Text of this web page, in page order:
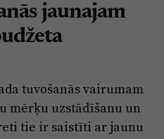
Pieslēgties
Viedokļi
Dzīve un ticība
jaunajam
tuvošanās vairumam
mērķu uzstādīšanu un
tie ir saistīti ar jaunu